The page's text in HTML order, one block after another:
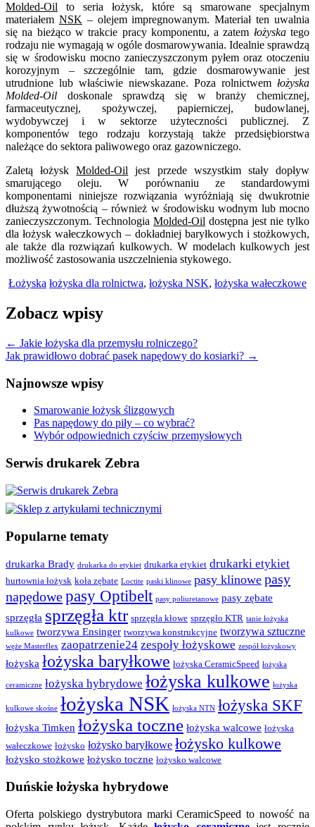
Molded-Oil to seria łożysk, które są smarowane specjalnym
materiałem NSK – olejem impregnowanym. Materiał ten uwalnia
się na bieżąco w trakcie pracy komponentu, a zatem łożyskatego
rodzaju nie wymagają w ogóle dosmarowywania. Idealnie sprawdzą
się w środowisku mocno zanieczyszczonym pyłem oraz otoczeniu
korozyjnym – szczególnie tam, gdzie dosmarowywanie jest
utrudnione lub właściwie niewskazane. Poza rolnictwem łożyska
Molded-Oil doskonale sprawdzą się w branży chemicznej,
farmaceutycznej, spożywczej, papierniczej, budowlanej,
wydobywczej i w sektorze użyteczności publicznej. Z
komponentów tego rodzaju korzystają także przedsiębiorstwa
należące do sektora paliwowego oraz gazowniczego.
Zaletą łożyskMolded-Oil jest przede wszystkim stały dopływ
smarującego oleju. W porównaniu ze standardowymi
komponentami niniejsze rozwiązania wyróżniają się dwukrotnie
dłuższą żywotnością – również w środowisku wodnym lub mocno
zanieczyszczonym. Technologia Molded-Oil dostępna jest nie tylko
dla łożysk wałeczkowych – dokładniej baryłkowych i stożkowych,
ale także dla rozwiązań kulkowych. W modelach kulkowych jest
możliwość zastosowania uszczelnienia stykowego.
Łożyska łożyska dla rolnictwa, łożyska NSK, łożyska wałeczkowe
Zobacz wpisy
← Jakie łożyska dla przemysłu rolniczego?
Jak prawidłowo dobrać pasek napędowy do kosiarki? →
Najnowsze wpisy
Smarowanie łożysk ślizgowych
Pas napędowy do piły – co wybrać?
Wybór odpowiednich czyściw przemysłowych
Serwis drukarek Zebra
Popularne tematy
drukarka Brady drukarka do etykiet drukarka etykiet drukarki etykiet
hurtownia łożysk koła zębate Loctite paski klinowe pasy klinowe pasy
napędowepasy Optibelt pasy poliuretanowe pasy zębate
sprzęgła sprzęgła ktr sprzęgła kłowe sprzęgło KTR tanie łożyska
kulkowe tworzywa Ensinger tworzywa konstrukcyjne tworzywa sztuczne
węże Masterflex zaopatrzenie24 zespoły łożyskowe zespół łożyskowy
łożyska łożyska baryłkowe łożyska CeramicSpeed łożyska
ceramiczne łożyska hybrydowe łożyska kulkowe łożyska
kulkowe skośne łożyska NSK łożyska NTN łożyska SKF
łożyska Timken łożyska toczne łożyska walcowe łożyska
wałeczkowe łożysko łożysko baryłkowe łożysko kulkowe
łożysko stożkowe łożysko toczne łożysko walcowe
Duńskie łożyska hybrydowe
Oferta polskiego dystrybutora marki CeramicSpeed to nowość na